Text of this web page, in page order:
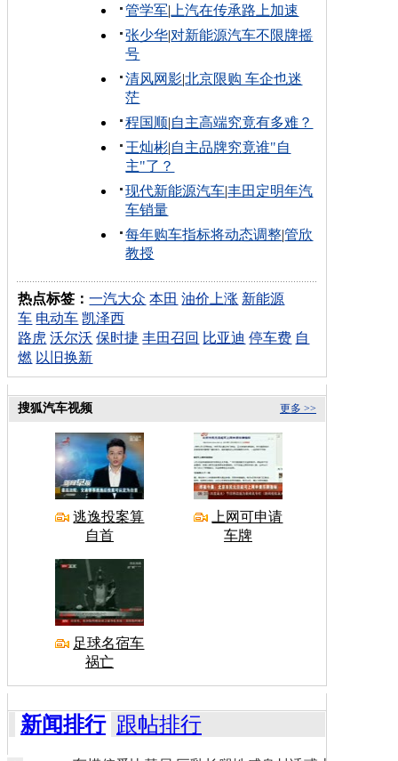
管学军| 上汽在传承路上加速
张少华|对新能源汽车不限牌摇
号
清风网影|北京限购 车企也迷
茫
程国顺|自主高端究竟有多难？
王灿彬|自主品牌究竟谁"自
主"了？
现代新能源汽车|丰田定明年汽
车销量
每年购车指标将动态调整|管欣
教授
热点标签：一汽大众 本田 油价上涨 新能源
车 电动车 凯泽西
路虎 沃尔沃 保时捷 丰田召回 比亚迪 停车费 自
燃 以旧换新
更多 >>
搜狐汽车视频
逃逸投案算
自首
上网可申请
车牌
足球名宿车
祸亡
新闻排行 跟帖排行